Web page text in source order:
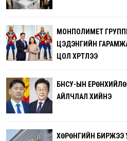
МОНПОЛИМЕТ
ЦЭДЭНГИЙН
ЦОЛ ХҮРТЛЭЭ
БНСУ-ЫН
АЙЛЧЛАЛ ХИЙНЭ
ХӨРӨНГИЙН БИРЖЭЭ